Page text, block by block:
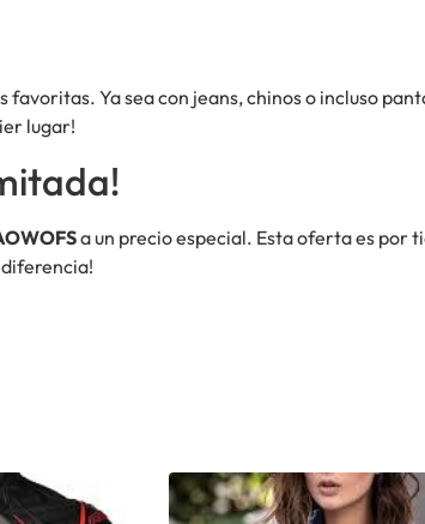
favoritas. Ya sea con jeans, chinos o incluso
lugar!
a un precio especial. Esta oferta es por